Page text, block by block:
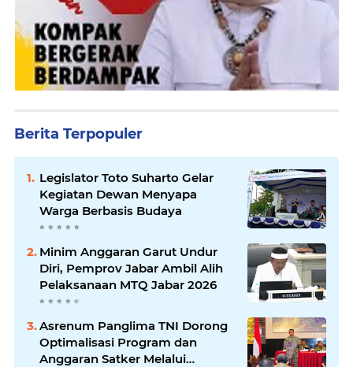
Berita Terpopuler
Legislator Toto Suharto Gelar
Kegiatan Dewan Menyapa
Warga Berbasis Budaya
Minim Anggaran Garut Undur
Diri, Pemprov Jabar Ambil Alih
Pelaksanaan MTQ Jabar 2026
Asrenum Panglima TNI Dorong
Optimalisasi Program dan
Anggaran Satker Melalui